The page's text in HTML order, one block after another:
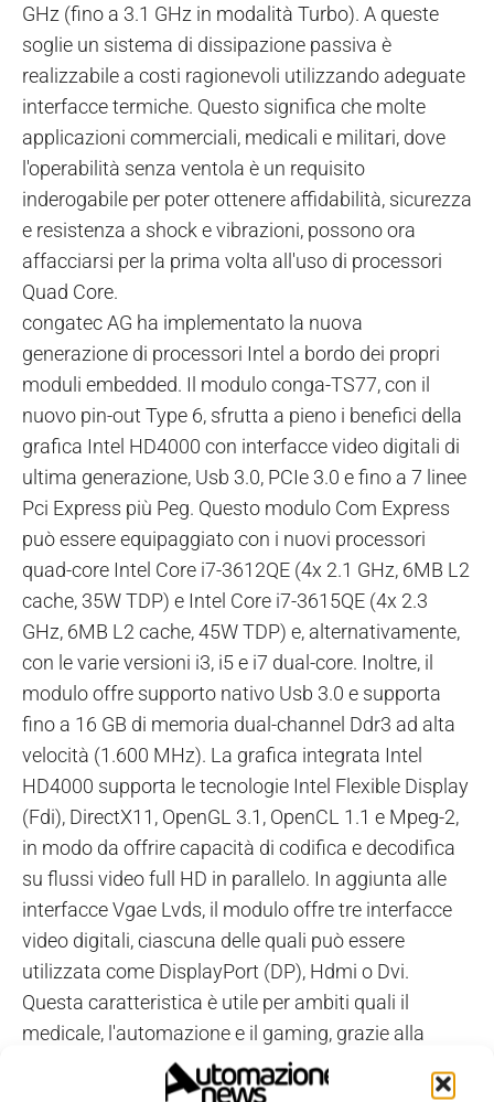
GHz (fino a 3.1 GHz in modalità Turbo). A queste
soglie un sistema di dissipazione passiva è
realizzabile a costi ragionevoli utilizzando adeguate
interfacce termiche. Questo significa che molte
applicazioni commerciali, medicali e militari, dove
l'operabilità senza ventola è un requisito
inderogabile per poter ottenere affidabilità, sicurezza
e resistenza a shock e vibrazioni, possono ora
affacciarsi per la prima volta all'uso di processori
Quad Core.
congatec AG ha implementato la nuova
generazione di processori Intel a bordo dei propri
moduli embedded. Il modulo conga-TS77, con il
nuovo pin-out Type 6, sfrutta a pieno i benefici della
grafica Intel HD4000 con interfacce video digitali di
ultima generazione, Usb 3.0, PCIe 3.0 e fino a 7 linee
Pci Express più Peg. Questo modulo Com Express
può essere equipaggiato con i nuovi processori
quad-core Intel Core i7-3612QE (4x 2.1 GHz, 6MB L2
cache, 35W TDP) e Intel Core i7-3615QE (4x 2.3
GHz, 6MB L2 cache, 45W TDP) e, alternativamente,
con le varie versioni i3, i5 e i7 dual-core. Inoltre, il
modulo offre supporto nativo Usb 3.0 e supporta
fino a 16 GB di memoria dual-channel Ddr3 ad alta
velocità (1.600 MHz). La grafica integrata Intel
HD4000 supporta le tecnologie Intel Flexible Display
(Fdi), DirectX11, OpenGL 3.1, OpenCL 1.1 e Mpeg-2,
in modo da offrire capacità di codifica e decodifica
su flussi video full HD in parallelo. In aggiunta alle
interfacce Vgae Lvds, il modulo offre tre interfacce
video digitali, ciascuna delle quali può essere
utilizzata come DisplayPort (DP), Hdmi o Dvi.
Questa caratteristica è utile per ambiti quali il
medicale, l'automazione e il gaming, grazie alla
fruibilità di tre display indipendenti. Come primo
modulo con supporto nativo Usb 3.0, inoltre, offre un